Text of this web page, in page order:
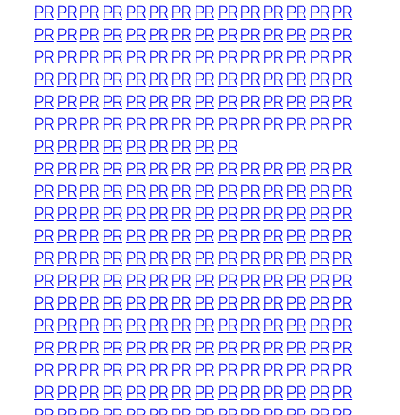
PRPRPRPRPR PRPRPRPRPRPRPR PRPR
PRPRPRPRPR PRPRPRPRPRPRPR PRPR
PRPRPRPRPR PRPRPRPRPRPRPR PRPR
PRPRPRPRPR PRPRPRPRPRPRPR PRPR
PRPRPRPRPR PRPRPRPRPRPRPR PRPR
PRPRPRPRPR PRPRPRPRPRPRPR PRPR
PRPRPRPRPR PRPRPRPR
PRPRPRPRPR PRPRPRPRPRPRPR PRPR
PRPRPRPRPR PRPRPRPRPRPRPR PRPR
PRPRPRPRPR PRPRPRPRPRPRPR PRPR
PRPRPRPRPR PRPRPRPRPRPRPR PRPR
PRPRPRPRPR PRPRPRPRPRPRPR PRPR
PRPRPRPRPR PRPRPRPRPRPRPR PRPR
PRPRPRPRPR PRPRPRPRPRPRPR PRPR
PRPRPRPRPR PRPRPRPRPRPRPR PRPR
PRPRPRPRPR PRPRPRPRPRPRPR PRPR
PRPRPRPRPR PRPRPRPRPRPRPR PRPR
PRPRPRPRPR PRPRPRPRPRPRPR PRPR